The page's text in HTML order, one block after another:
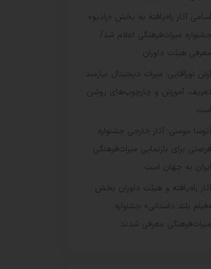
اسامی آثار راه‌یافته به بخش «رادیو»
جشنواره میراث‌فرهنگی اعلام شد/
معرفی هیئت داوران
آرش نورآقایی: میراث دیجیتال نیازمند
تعریف، آموزش و چارچوب‌های روشن
است
آتوسا مومنی: آثار خارجی جشنواره
فرصتی برای بازنمایی میراث‌فرهنگی
ایران به جهان است
آثار راه‌یافته و هیئت داوران بخش
«فیلم بلند داستانی» جشنواره
میراث‌فرهنگی معرفی شدند